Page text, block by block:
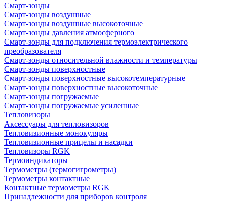
Смарт-зонды
Смарт-зонды воздушные
Смарт-зонды воздушные высокоточные
Смарт-зонды давления атмосферного
Смарт-зонды для подключения термоэлектрического
преобразователя
Смарт-зонды относительной влажности и температуры
Смарт-зонды поверхностные
Смарт-зонды поверхностные высокотемпературные
Смарт-зонды поверхностные высокоточные
Смарт-зонды погружаемые
Смарт-зонды погружаемые усиленные
Тепловизоры
Аксессуары для тепловизоров
Тепловизионные монокуляры
Тепловизионные прицелы и насадки
Тепловизоры RGK
Термоиндикаторы
Термометры (термогигрометры)
Термометры контактные
Контактные термометры RGK
Принадлежности для приборов контроля